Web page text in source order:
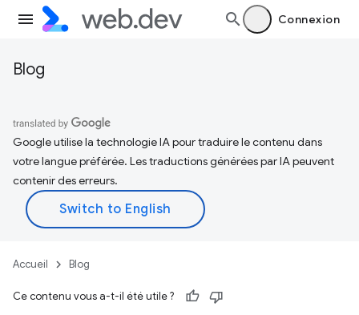
Connexion
Blog
Google utilise la technologie IA pour traduire le contenu dans
votre langue préférée. Les traductions générées par IA peuvent
contenir des erreurs.
Accueil Blog
Ce contenu vous a-t-il été utile ?